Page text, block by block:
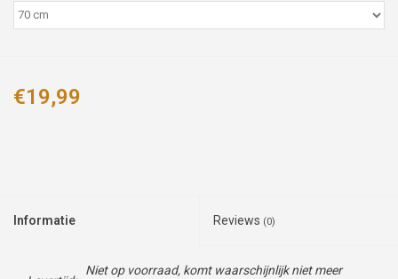
€19,99
Informatie Reviews (0)
Niet op voorraad, komt waarschijnlijk niet meer